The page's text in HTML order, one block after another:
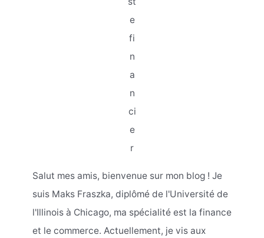
e
fi
n
a
n
ci
e
r
Salut mes amis, bienvenue sur mon blog ! Je
suis Maks Fraszka, diplômé de l'Université de
l'Illinois à Chicago, ma spécialité est la finance
et le commerce. Actuellement, je vis aux